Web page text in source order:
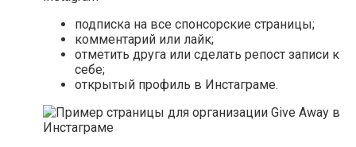
подписка на все спонсорские страницы;
комментарий или лайк;
отметить друга или сделать репост записи к
себе;
открытый профиль в Инстаграме.